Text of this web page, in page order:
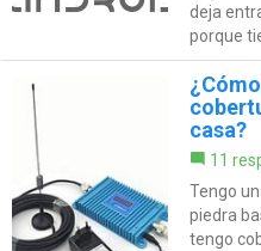
deja
porque
casa?
11
Tengo
piedra
tengo